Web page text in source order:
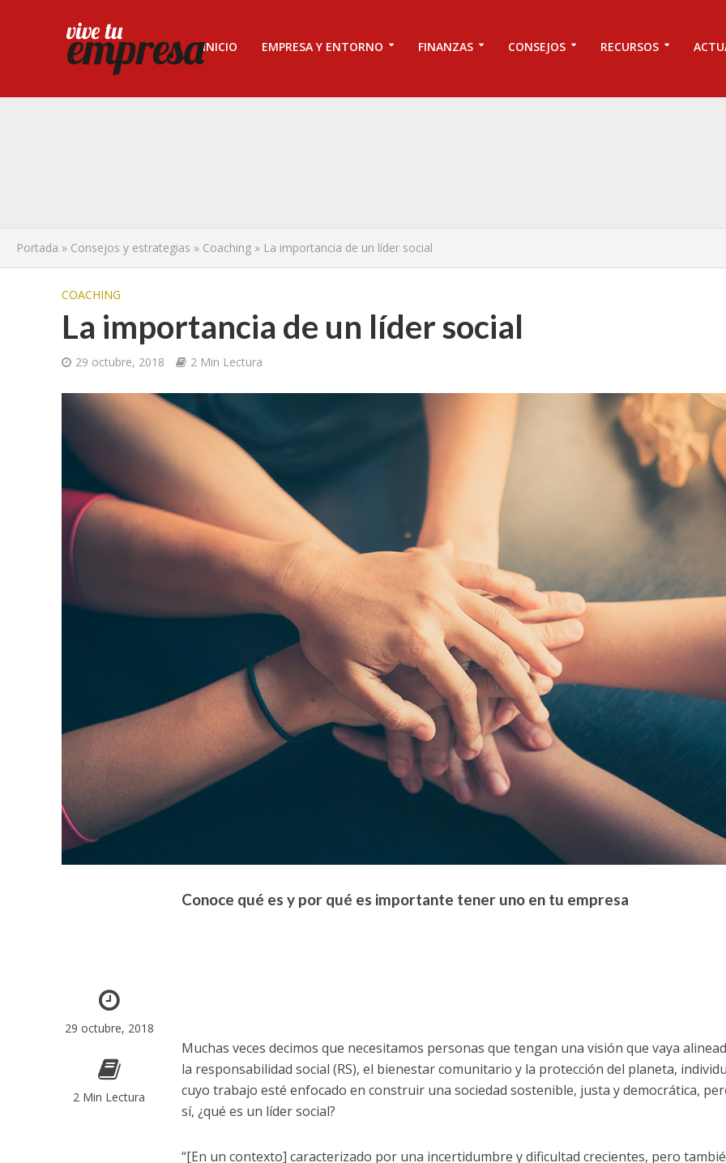
INICIO EMPRESA Y ENTORNO FINANZAS CONSEJOS RECURSOS
Portada » Consejos y estrategias » Coaching » La importancia de un líder social
COACHING
La importancia de un líder social
29 octubre, 2018 2 Min Lectura
29 octubre, 2018
2 Min Lectura
Conoce qué es y por qué es importante tener uno en tu empresa
Muchas veces decimos que necesitamos personas que tengan una visión que vaya
la responsabilidad social (RS), el bienestar comunitario y la protección del planeta,
cuyo trabajo esté enfocado en construir una sociedad sostenible, justa y democrática,
sí, ¿qué es un líder social?
“[En un contexto] caracterizado por una incertidumbre y dificultad crecientes, pero